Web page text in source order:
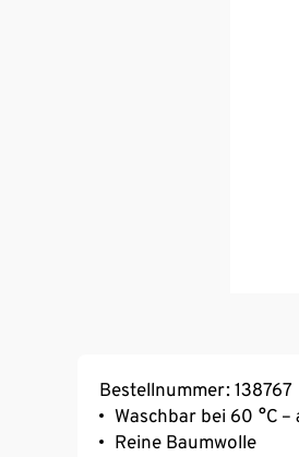
Bestellnummer: 138767
Waschbar bei 60 °C
Reine Baumwolle